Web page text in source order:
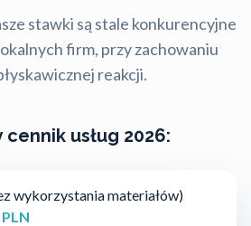
stawki są stale konkurencyjne
firm, przy zachowaniu
reakcji.
usług 2026:
wykorzystania materiałów)